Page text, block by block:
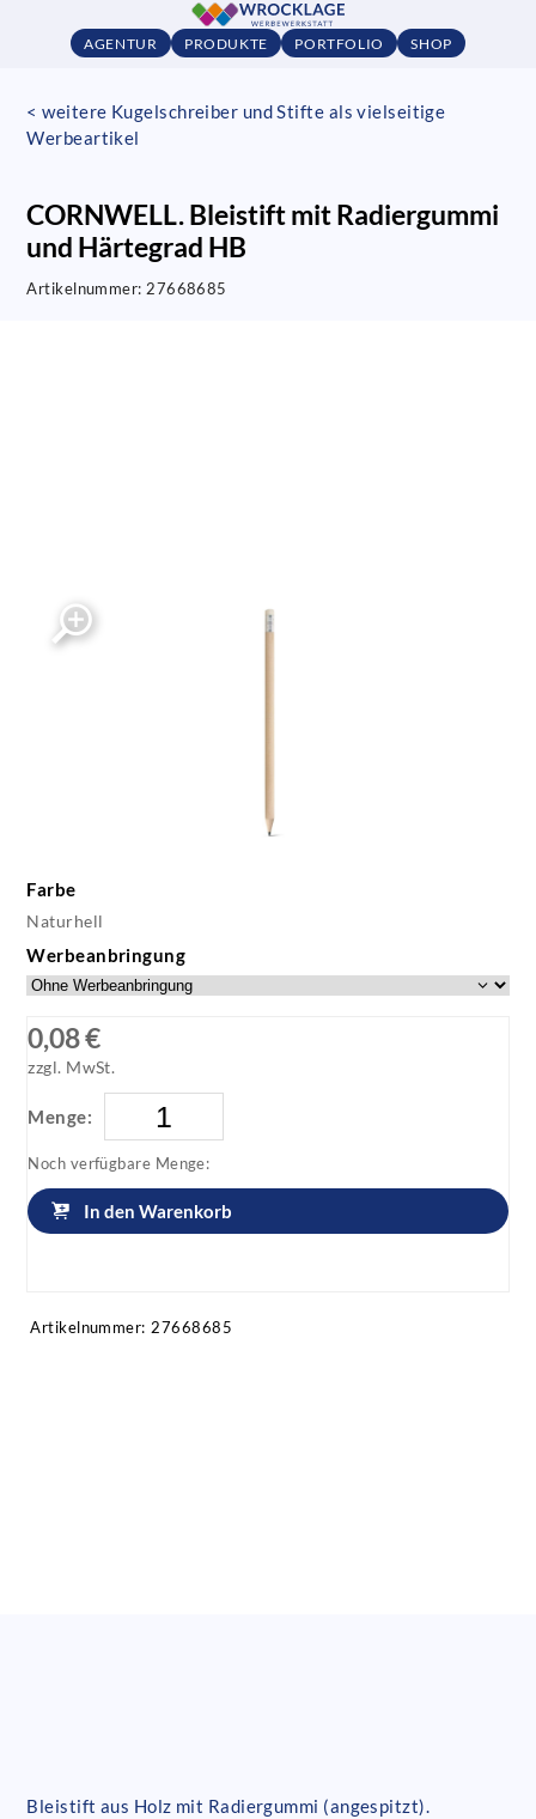
AGENTUR PRODUKTE PORTFOLIO SHOP
< weitere Kugelschreiber und Stifte als vielseitige
Werbeartikel
CORNWELL. Bleistift mit Radiergummi
und Härtegrad HB
Artikelnummer: 27668685
Farbe
Naturhell
Werbeanbringung
0,08 €
zzgl. MwSt.
Menge:
Noch verfügbare Menge:
In den Warenkorb
Artikelnummer: 27668685
Bleistift aus Holz mit Radiergummi (angespitzt).